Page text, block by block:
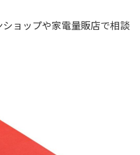
ョップや家電量販店で相談